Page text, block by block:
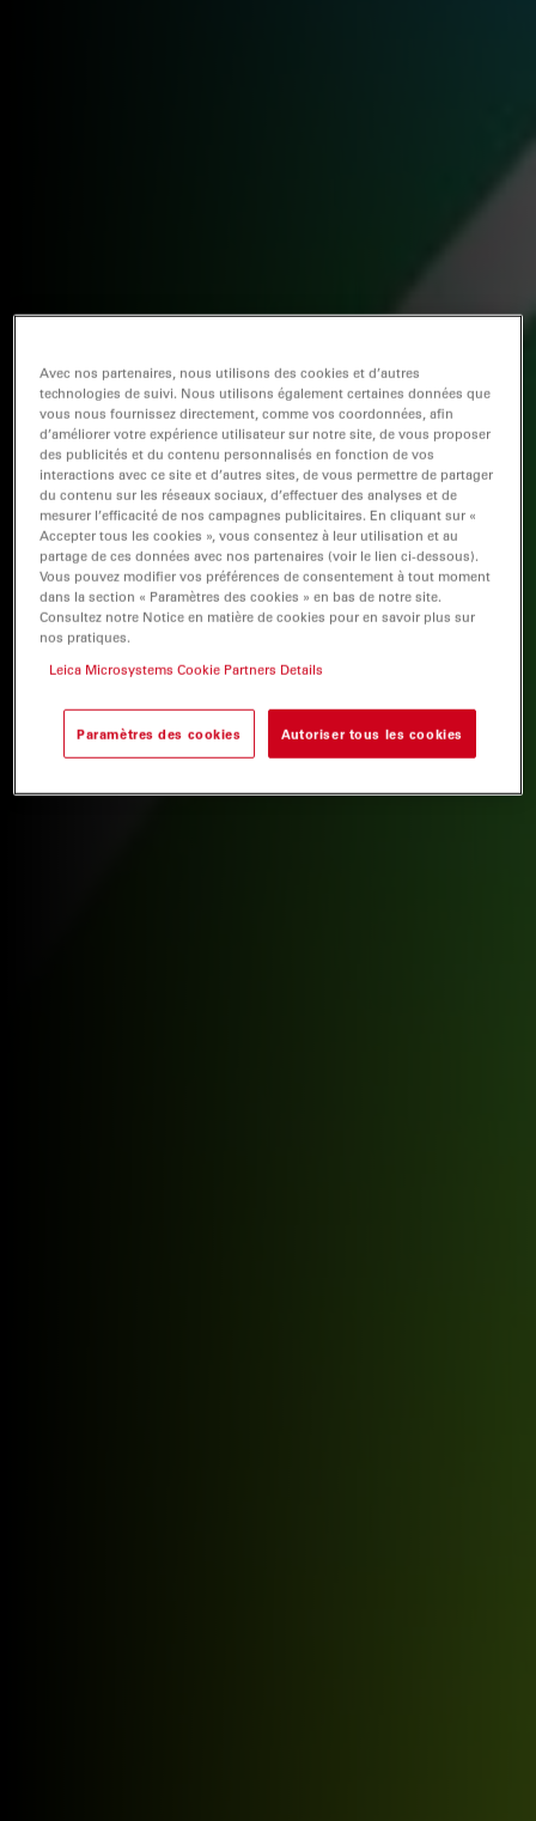
Avec nos partenaires, nous utilisons des cookies et d’autres
technologies de suivi. Nous utilisons également certaines données que
vous nous fournissez directement, comme vos coordonnées, afin
d’améliorer votre expérience utilisateur sur notre site, de vous proposer
des publicités et du contenu personnalisés en fonction de vos
interactions avec ce site et d’autres sites, de vous permettre de partager
du contenu sur les réseaux sociaux, d’effectuer des analyses et de
mesurer l’efficacité de nos campagnes publicitaires. En cliquant sur «
Accepter tous les cookies », vous consentez à leur utilisation et au
partage de ces données avec nos partenaires (voir le lien ci-dessous).
Vous pouvez modifier vos préférences de consentement à tout moment
dans la section « Paramètres des cookies » en bas de notre site.
Consultez notre Notice en matière de cookies pour en savoir plus sur
nos pratiques.
Leica Microsystems Cookie Partners Details
Paramètres des cookies Autoriser tous les cookies